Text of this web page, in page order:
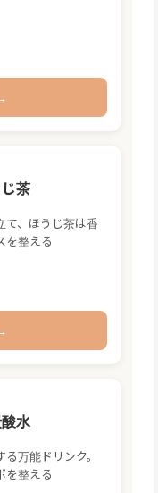
茶
て、ほうじ茶は香
を整える
水
万能ドリンク。
を整える